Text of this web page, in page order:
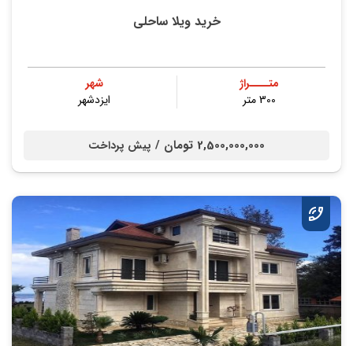
خرید ویلا ساحلی
متــــراژ
300 متر
شهر
ایزدشهر
2,500,000,000 تومان / پیش پرداخت